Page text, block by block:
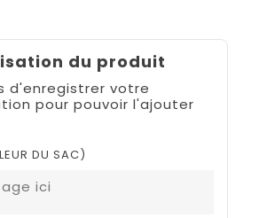
du produit
d'enregistrer votre
pour pouvoir l'ajouter
DU SAC)